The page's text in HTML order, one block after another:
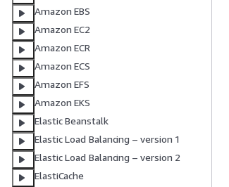
Amazon EBS
Amazon EC2
Amazon ECR
Amazon ECS
Amazon EFS
Amazon EKS
Elastic Beanstalk
Elastic Load Balancing – version 1
Elastic Load Balancing – version 2
ElastiCache